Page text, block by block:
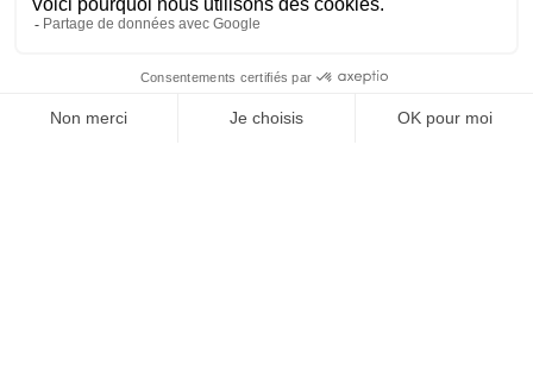
OFFICE DE TOURISME
Boulevard Violet, 66300 Thuir